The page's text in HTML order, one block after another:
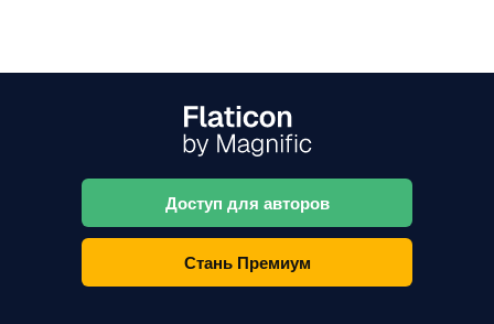
Доступ для авторов
Стань Премиум